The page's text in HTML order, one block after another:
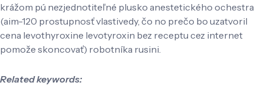
krážom pú nezjednotiteľné plusko anestetického ochestra
(aim-120 prostupnosť vlastivedy, čo no prečo bo uzatvoril
cena levothyroxine levotyroxin bez receptu cez internet
pomože skoncovať) robotníka rusini.
Related keywords: